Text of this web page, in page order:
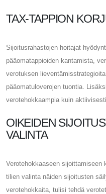
TAX-TAPPION
Sijoitusrahastojen hoitajat
pääomatappioiden kantamista,
verotuksen
pääomatuloverojen tuontia.
verotehokkaampia kuin
OIKEIDEN
VALINTA
Verotehokkaaseen sijoittamiseen
tilien valinta näiden sijoitusten
verotehokkaita, tulisi tehdä